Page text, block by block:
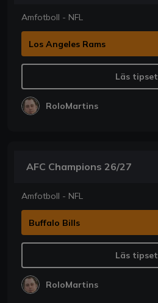
Amfotboll - NFL
Los Angeles Rams
Läs tipset
RoloMartins
AFC Champions 26/27
Amfotboll - NFL
Buffalo Bills
Läs tipset
RoloMartins